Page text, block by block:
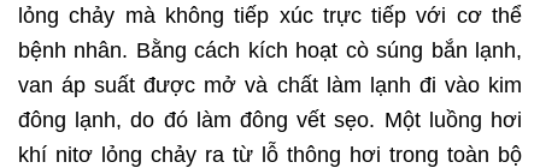
lỏng chảy mà không tiếp xúc trực tiếp với cơ thể
bệnh nhân. Bằng cách kích hoạt cò súng bắn lạnh,
van áp suất được mở và chất làm lạnh đi vào kim
đông lạnh, do đó làm đông vết sẹo. Một luồng hơi
khí nitơ lỏng chảy ra từ lỗ thông hơi trong toàn bộ